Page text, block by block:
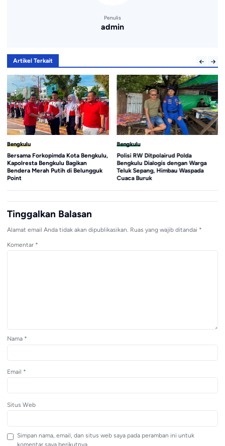
Penulis
admin
Artikel Terkait
Bengkulu
Polisi RW Ditpolairud Polda
Bengkulu Dialogis dengan Warga
Teluk Sepang, Himbau Waspada
Cuaca Buruk
Bengkulu
KPK Geledah Rumah Orang
Kepercayaan Eks Bupati Rejang
Lebong, Penyidikan Kasus Suap
Terus Meluas
Tinggalkan Balasan
Alamat email Anda tidak akan dipublikasikan. Ruas yang wajib ditandai *
Komentar *
Nama *
Email *
Situs Web
Simpan nama, email, dan situs web saya pada peramban ini untuk
komentar saya berikutnya.